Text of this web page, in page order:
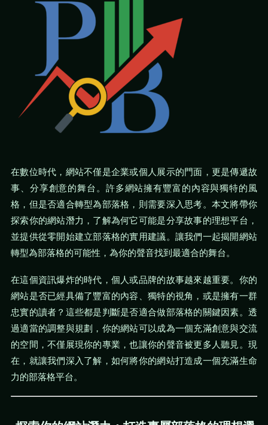
在數位時代，網站不僅是企業或個人展示的門面，更是傳遞故
事、分享創意的舞台。許多網站擁有豐富的內容與獨特的風
格，但是否適合轉型為部落格，則需要深入思考。本文將帶你
探索你的網站潛力，了解為何它可能是分享故事的理想平台，
並提供從零開始建立部落格的實用建議。讓我們一起揭開網站
轉型為部落格的可能性，為你的聲音找到最適合的舞台。
在這個資訊爆炸的時代，個人或品牌的故事越來越重要。你的
網站是否已經具備了豐富的內容、獨特的視角，或是擁有一群
忠實的讀者？這些都是判斷是否適合做部落格的關鍵因素。透
過適當的調整與規劃，你的網站可以成為一個充滿創意與交流
的空間，不僅展現你的專業，也讓你的聲音被更多人聽見。現
在，就讓我們深入了解，如何將你的網站打造成一個充滿生命
力的部落格平台。